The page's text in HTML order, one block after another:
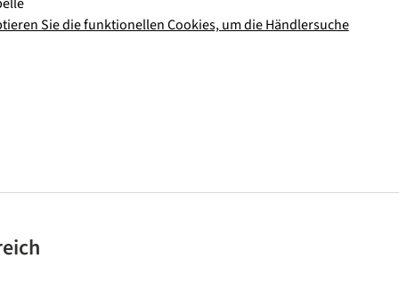
Sie die funktionellen Cookies, um die Händlersuche